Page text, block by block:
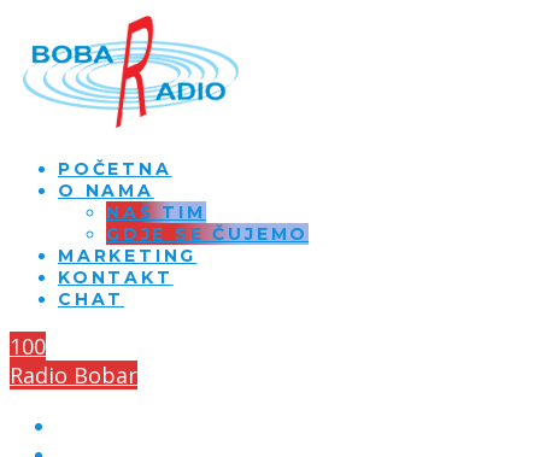
POČETNA
O NAMA
NAŠ TIM
GDJE SE ČUJEMO
MARKETING
KONTAKT
CHAT
100
Radio Bobar